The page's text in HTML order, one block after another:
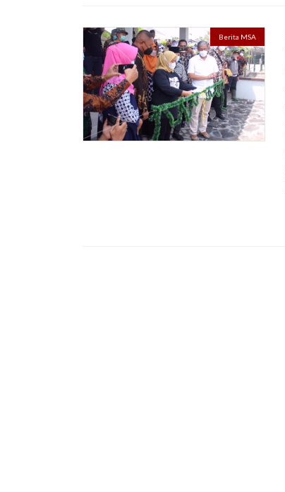
Berita MSA